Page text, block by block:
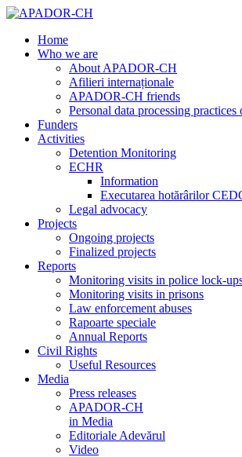
Home
Who we are
About APADOR-CH
Afilieri internaționale
APADOR-CH friends
Personal data processing
Funders
Activities
Detention Monitoring
ECHR
Information
Executarea hotărârilor
Legal advocacy
Projects
Ongoing projects
Finalized projects
Reports
Monitoring visits in police lock-
Monitoring visits in prisons
Law enforcement abuses
Rapoarte speciale
Annual Reports
Civil Rights
Useful Resources
Media
Press releases
APADOR-CH
in Media
Editoriale Adevărul
Video